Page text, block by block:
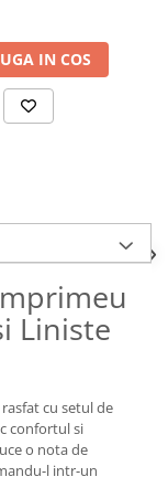
IN COS
Liniste
cu setul de
confortul si
o nota de
l intr-un